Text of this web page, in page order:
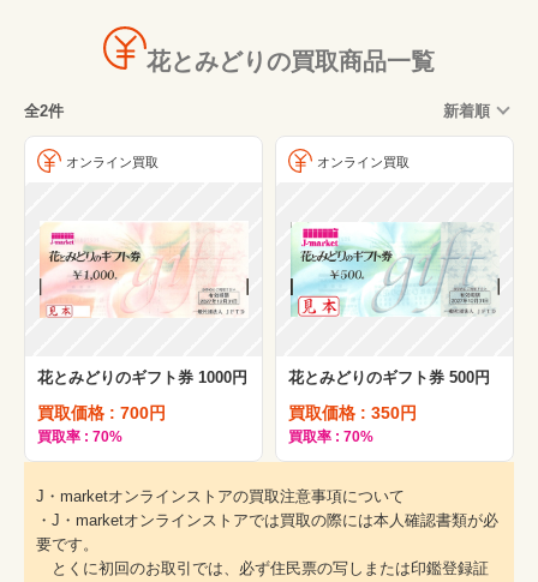
花とみどりの買取商品一覧
全2件 新着順
オンライン買取
花とみどりのギフト券 1000円
買取価格 : 700円
買取率 : 70%
オンライン買取
花とみどりのギフト券 500円
買取価格 : 350円
買取率 : 70%
J・marketオンラインストアの買取注意事項について
・J・marketオンラインストアでは買取の際には本人確認書類が必
要です。
とくに初回のお取引では、必ず住民票の写しまたは印鑑登録証